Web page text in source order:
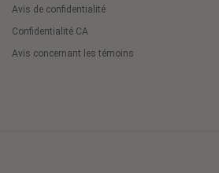
Avis de confidentialité
Confidentialité CA
Avis concernant les témoins